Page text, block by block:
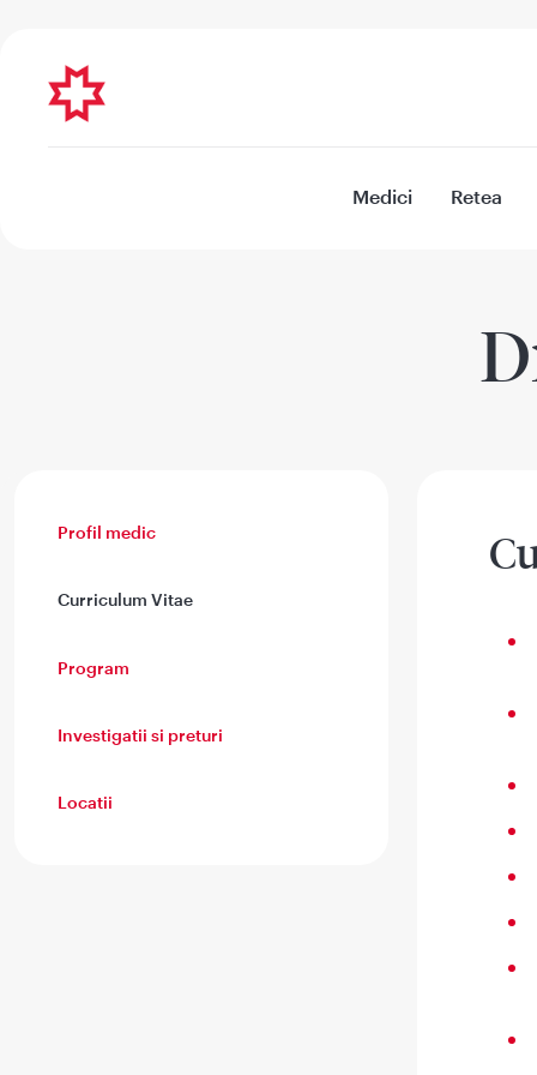
Medici Retea
Profil medic
Curriculum Vitae
Program
Investigatii si preturi
Locatii